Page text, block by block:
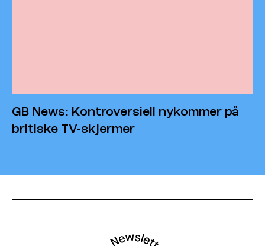
GB News: Kontroversiell nykommer på
britiske TV-skjermer